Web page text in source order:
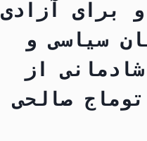
برای آزادی
سیاسی و
از
صالحی